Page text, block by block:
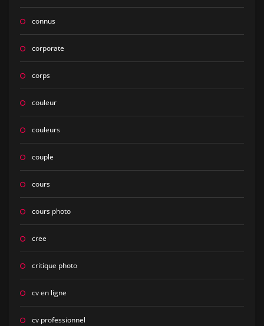
connus
corporate
corps
couleur
couleurs
couple
cours
cours photo
cree
critique photo
cv en ligne
cv professionnel